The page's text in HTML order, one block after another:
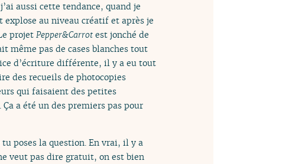
aussi cette tendance, quand je
au niveau créatif et après je
projet Pepper&Carrot est jonché de
même pas de cases blanches tout
d’écriture différente, il y a eu tout
des recueils de photocopies
qui faisaient des petites
a été un des premiers pas pour
poses la question. En vrai, il y a
veut pas dire gratuit, on est bien